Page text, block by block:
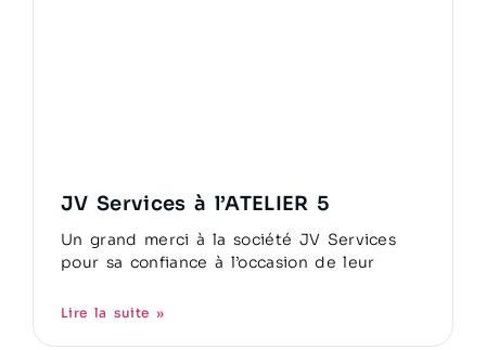
JV Services à l’ATELIER 5
Un grand merci à la société JV Services
pour sa confiance à l’occasion de leur
Lire la suite »